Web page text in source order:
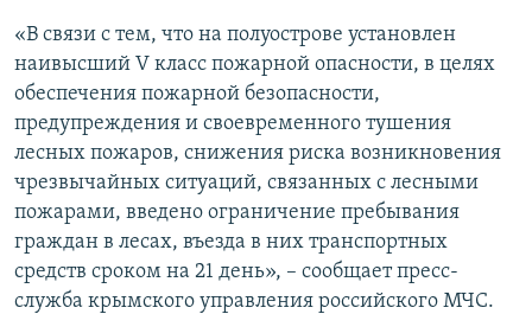
СОВЕТЫ ПРАВОЗАЩИТНИКОВ
ПОБЕДИТЕЛЕЙ НЕ СУДЯТ?
КРЫМ.НЕПОКОРЕННЫЙ
ELIFBE
УКРАИНСКАЯ ПРОБЛЕМА КРЫМА
Qırımtatar
ПРИСОЕДИНЯЙТЕСЬ!
Все сайты RFE/RL
«В связи с тем, что на полуострове установлен
наивысший V класс пожарной опасности, в целях
обеспечения пожарной безопасности,
предупреждения и своевременного тушения
лесных пожаров, снижения риска возникновения
чрезвычайных ситуаций, связанных с лесными
пожарами, введено ограничение пребывания
граждан в лесах, въезда в них транспортных
средств сроком на 21 день», – сообщает пресс-
служба крымского управления российского МЧС.